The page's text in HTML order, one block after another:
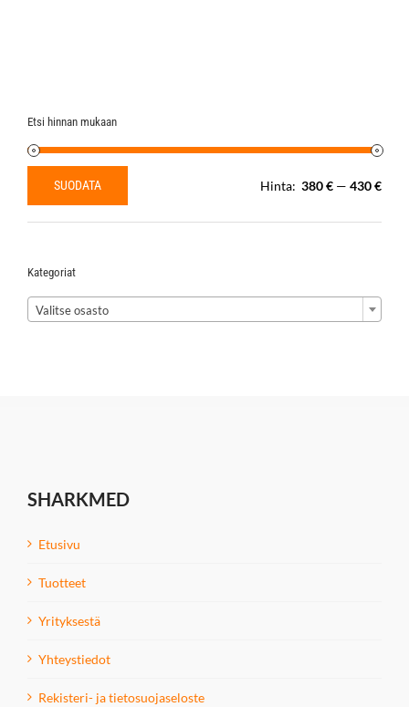
Etsi hinnan mukaan
Minimihinta
Maksimihinta
SUODATA Hinta: 380 € — 430 €
Kategoriat
Valitse osasto
SHARKMED
Etusivu
Tuotteet
Yrityksestä
Yhteystiedot
Rekisteri- ja tietosuojaseloste